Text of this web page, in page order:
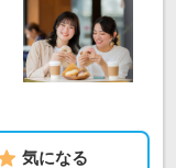
気になる